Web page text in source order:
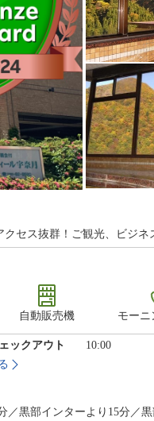
セス抜群！ご観光、ビジネ
自動販売機 モーニ
ックアウト
10:00
黒部インターより15分／